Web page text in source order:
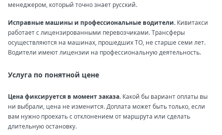
менеджером, который точно знает русский.
Исправные машины и профессиональные водители. Кивитакси
работает с лицензированными перевозчиками. Трансферы
осуществляются на машинах, прошедших ТО, не старше семи лет.
Водители имеют лицензии на профессиональную деятельность.
Услуга по понятной цене
Цена фиксируется в момент заказа. Какой бы вариант оплаты вы
ни выбрали, цена не изменится. Доплата может быть только, если
вам нужно проехать с отклонением от маршрута или сделать
длительную остановку.